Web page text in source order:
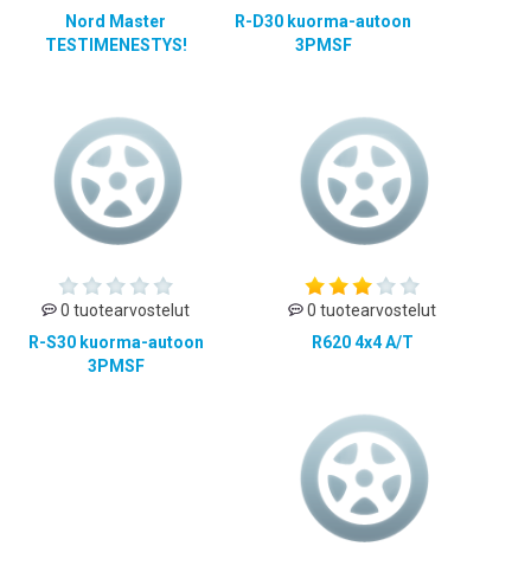
Nord Master
TESTIMENESTYS!
R-D30 kuorma-autoon
3PMSF
0 tuotearvostelut
R-S30 kuorma-autoon
3PMSF
0 tuotearvostelut
R620 4x4 A/T